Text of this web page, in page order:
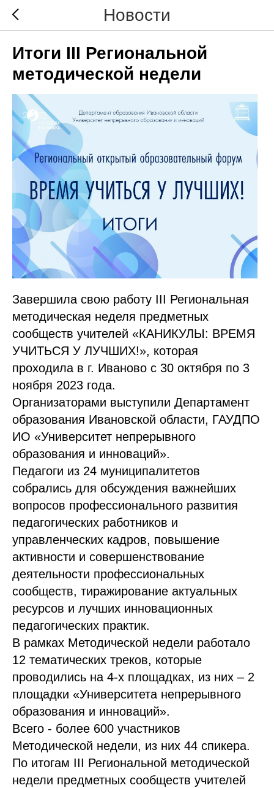
Новости
Итоги III Региональной
методической недели
Завершила свою работу III Региональная
методическая неделя предметных
сообществ учителей «КАНИКУЛЫ: ВРЕМЯ
УЧИТЬСЯ У ЛУЧШИХ!», которая
проходила в г. Иваново с 30 октября по 3
ноября 2023 года.
Организаторами выступили Департамент
образования Ивановской области, ГАУДПО
ИО «Университет непрерывного
образования и инноваций».
Педагоги из 24 муниципалитетов
собрались для обсуждения важнейших
вопросов профессионального развития
педагогических работников и
управленческих кадров, повышение
активности и совершенствование
деятельности профессиональных
сообществ, тиражирование актуальных
ресурсов и лучших инновационных
педагогических практик.
В рамках Методической недели работало
12 тематических треков, которые
проводились на 4-х площадках, из них – 2
площадки «Университета непрерывного
образования и инноваций».
Всего - более 600 участников
Методической недели, из них 44 спикера.
По итогам III Региональной методической
недели предметных сообществ учителей